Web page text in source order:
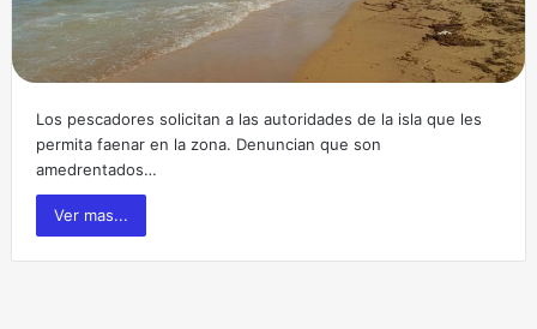
Los pescadores solicitan a las autoridades de la isla que les
permita faenar en la zona. Denuncian que son
amedrentados…
Ver mas...